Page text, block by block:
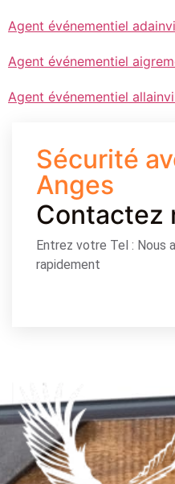
Agent événementiel
Agent événementiel
Agent événementiel
Sécurité
Anges
Contactez
Entrez votre Tel :
rapidement